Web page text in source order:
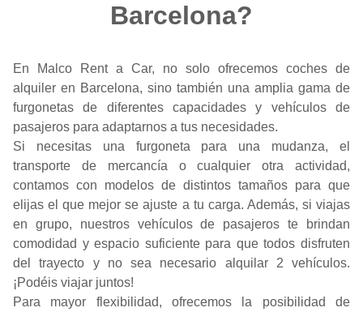
Barcelona?
En Malco Rent a Car, no solo ofrecemos coches de
alquiler en Barcelona, sino también una amplia gama de
furgonetas de diferentes capacidades y vehículos de
pasajeros para adaptarnos a tus necesidades.
Si necesitas una furgoneta para una mudanza, el
transporte de mercancía o cualquier otra actividad,
contamos con modelos de distintos tamaños para que
elijas el que mejor se ajuste a tu carga. Además, si viajas
en grupo, nuestros vehículos de pasajeros te brindan
comodidad y espacio suficiente para que todos disfruten
del trayecto y no sea necesario alquilar 2 vehículos.
¡Podéis viajar juntos!
Para mayor flexibilidad, ofrecemos la posibilidad de